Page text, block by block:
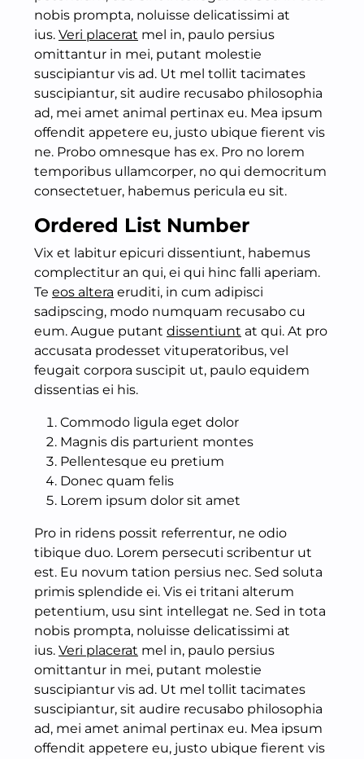
nobis prompta, noluisse delicatissimi at
ius. Veri placerat mel in, paulo persius
omittantur in mei, putant molestie
suscipiantur vis ad. Ut mel tollit tacimates
suscipiantur, sit audire recusabo philosophia
ad, mei amet animal pertinax eu. Mea ipsum
offendit appetere eu, justo ubique fierent vis
ne. Probo omnesque has ex. Pro no lorem
temporibus ullamcorper, no qui democritum
consectetuer, habemus pericula eu sit.
Ordered List Number
Vix et labitur epicuri dissentiunt, habemus
complectitur an qui, ei qui hinc falli aperiam.
Te eos altera eruditi, in cum adipisci
sadipscing, modo numquam recusabo cu
eum. Augue putant dissentiunt at qui. At pro
accusata prodesset vituperatoribus, vel
feugait corpora suscipit ut, paulo equidem
dissentias ei his.
Commodo ligula eget dolor
Magnis dis parturient montes
Pellentesque eu pretium
Donec quam felis
Lorem ipsum dolor sit amet
Pro in ridens possit referrentur, ne odio
tibique duo. Lorem persecuti scribentur ut
est. Eu novum tation persius nec. Sed soluta
primis splendide ei. Vis ei tritani alterum
petentium, usu sint intellegat ne. Sed in tota
nobis prompta, noluisse delicatissimi at
ius. Veri placerat mel in, paulo persius
omittantur in mei, putant molestie
suscipiantur vis ad. Ut mel tollit tacimates
suscipiantur, sit audire recusabo philosophia
ad, mei amet animal pertinax eu. Mea ipsum
offendit appetere eu, justo ubique fierent vis